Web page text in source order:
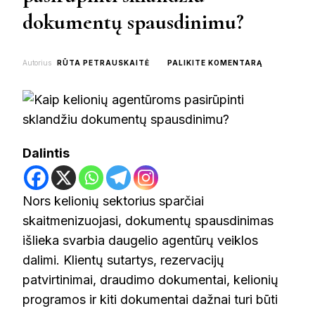
dokumentų spausdinimu?
Autorius RŪTA PETRAUSKAITĖ PALIKITE KOMENTARĄ
Dalintis
Nors kelionių sektorius sparčiai
skaitmenizuojasi, dokumentų spausdinimas
išlieka svarbia daugelio agentūrų veiklos
dalimi. Klientų sutartys, rezervacijų
patvirtinimai, draudimo dokumentai, kelionių
programos ir kiti dokumentai dažnai turi būti